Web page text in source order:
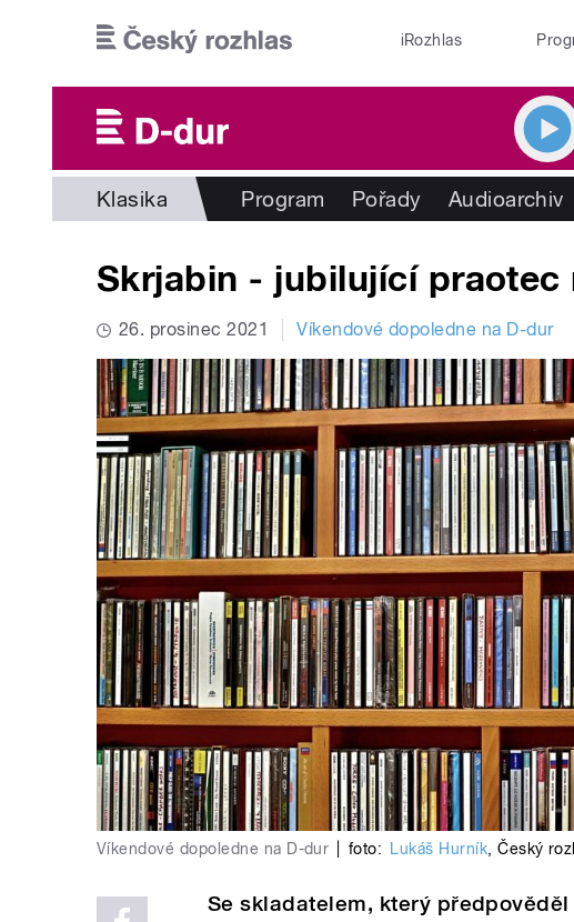
iRozhlas
Klasika Program Pořady Audioarchiv
Skrjabin - jubilující praotec
26. prosinec 2021 Víkendové dopoledne na D-dur
Víkendové dopoledne na D-dur foto: Lukáš Hurník,Český
Se skladatelem, který